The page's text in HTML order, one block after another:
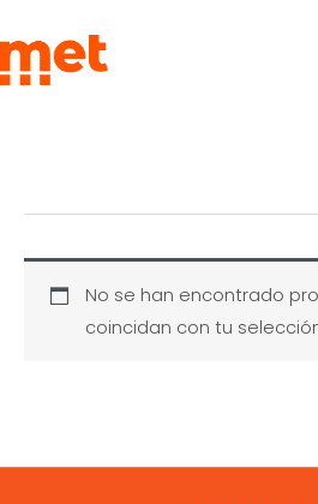
al
contenido
No se han encontrado
coincidan con tu